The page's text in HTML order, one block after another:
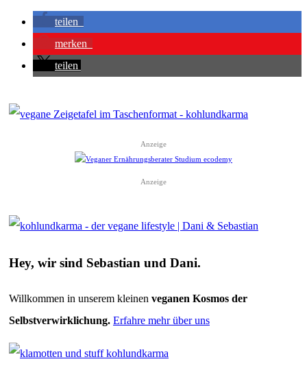
teilen
merken
teilen
Anzeige
Anzeige
Hey, wir sind Sebastian und Dani.
Willkommen in unserem kleinen veganen Kosmos der
Selbstverwirklichung. Erfahre mehr über uns